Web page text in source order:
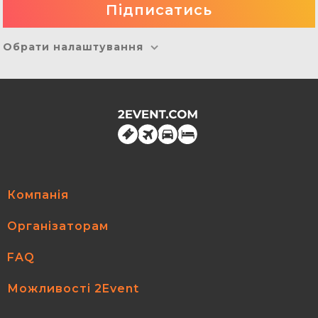
Обрати налаштування
Компанія
Організаторам
FAQ
Можливості 2Event